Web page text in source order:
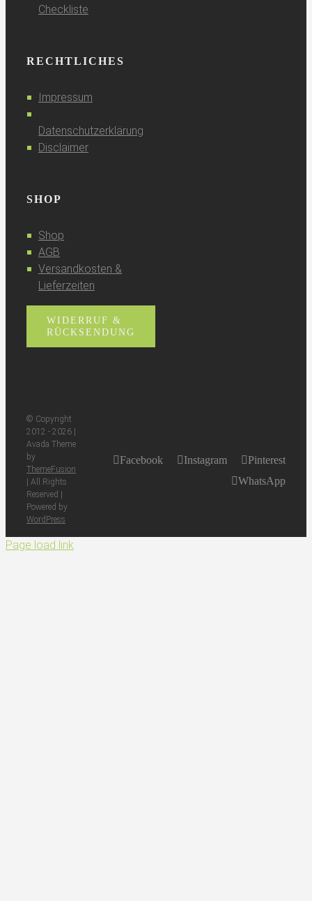
Checkliste
RECHTLICHES
Impressum
Datenschutzerklärung
Disclaimer
SHOP
Shop
AGB
Versandkosten &
Lieferzeiten
WIDERRUF &
RÜCKSENDUNG
© Copyright
2012 - 2026 |
Avada Theme
by
ThemeFusion
| All Rights
Reserved |
Powered by
WordPress
Facebook Instagram
Pinterest
WhatsApp
Page load link